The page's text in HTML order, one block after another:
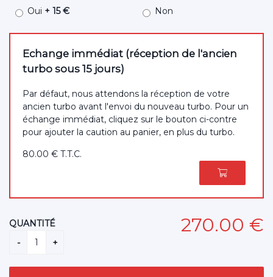
Oui + 15 € Non
Echange immédiat (réception de l'ancien
turbo sous 15 jours)
Par défaut, nous attendons la réception de votre
ancien turbo avant l'envoi du nouveau turbo. Pour un
échange immédiat, cliquez sur le bouton ci-contre
pour ajouter la caution au panier, en plus du turbo.
80.00 € T.T.C.
270.00 €
QUANTITÉ